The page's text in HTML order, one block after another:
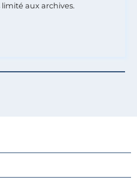
aux archives.